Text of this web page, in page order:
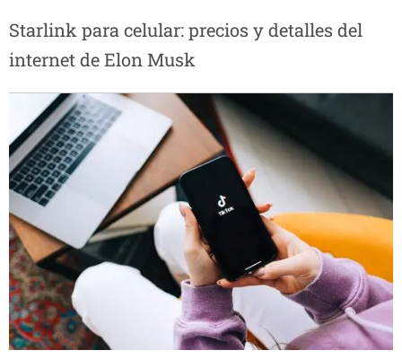
Starlink para celular: precios y detalles del
internet de Elon Musk